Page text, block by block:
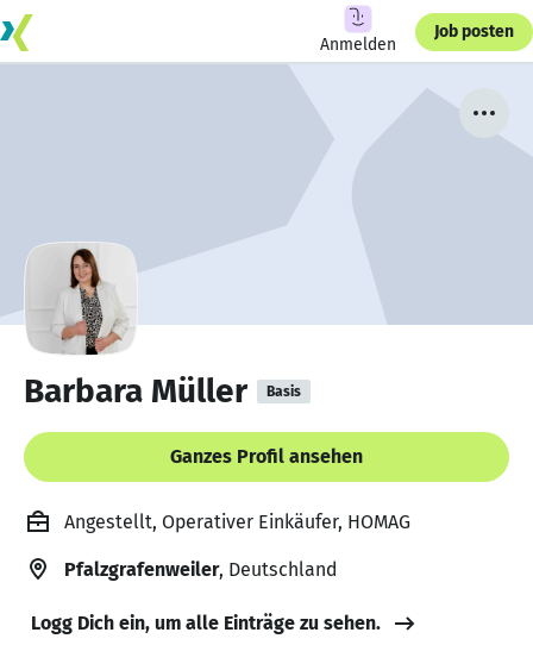
Anmelden
Job posten
Barbara Müller Basis
Ganzes Profil ansehen
Angestellt, Operativer Einkäufer, HOMAG
Pfalzgrafenweiler, Deutschland
Logg Dich ein, um alle Einträge zu sehen.